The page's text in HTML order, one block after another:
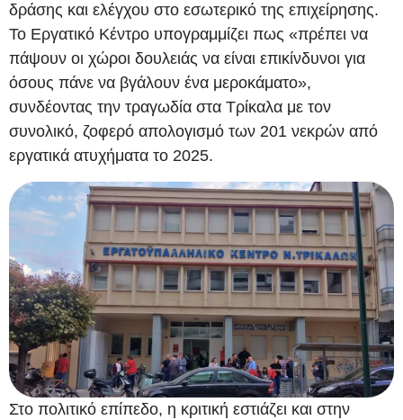
δράσης και ελέγχου στο εσωτερικό της επιχείρησης.
Το Εργατικό Κέντρο υπογραμμίζει πως «πρέπει να
πάψουν οι χώροι δουλειάς να είναι επικίνδυνοι για
όσους πάνε να βγάλουν ένα μεροκάματο»,
συνδέοντας την τραγωδία στα Τρίκαλα με τον
συνολικό, ζοφερό απολογισμό των 201 νεκρών από
εργατικά ατυχήματα το 2025.
Στο πολιτικό επίπεδο, η κριτική εστιάζει και στην